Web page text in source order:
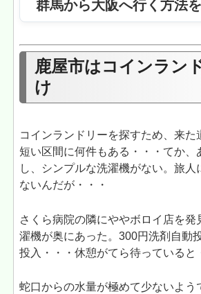
群馬から大阪へ行く方法
鹿屋市はコインラン
け
コインランドリーを探すため、来た
短い区間に何件もある・・・てか、
し、シンプルな洗濯機がない。旅人
ないんだが・・・
さくら病院の隣にややボロイ店を発
濯機が奥にあった。300円洗剤自動
投入・・・休憩がてら待っていると
蛇口からの水量が極めて少ないよう